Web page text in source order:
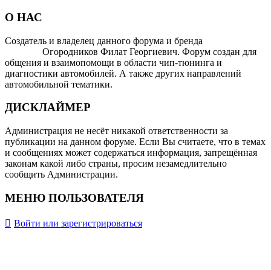
О НАС
Создатель и владелец данного форума и бренда
Огородников Филат Георгиевич. Форум создан для
общения и взаимопомощи в области чип-тюнинга и
диагностики автомобилей. А также других направлений
автомобильной тематики.
ДИСКЛАЙМЕР
Администрация не несёт никакой ответственности за
публикации на данном форуме. Если Вы считаете, что в темах
и сообщениях может содержаться информация, запрещённая
законам какой либо страны, просим незамедлительно
сообщить Администрации.
МЕНЮ ПОЛЬЗОВАТЕЛЯ
Войти или зарегистрироваться